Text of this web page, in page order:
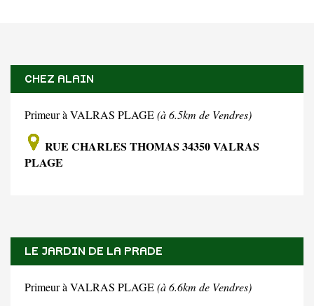
CHEZ ALAIN
Primeur à VALRAS PLAGE(à 6.5km de Vendres)
RUE CHARLES THOMAS 34350 VALRAS
PLAGE
LE JARDIN DE LA PRADE
Primeur à VALRAS PLAGE(à 6.6km de Vendres)